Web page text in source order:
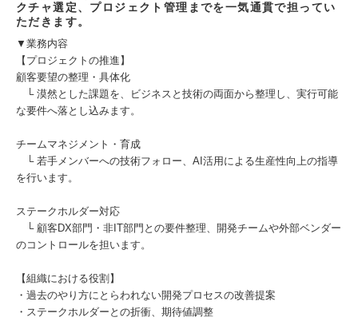
クチャ選定、プロジェクト管理までを一気通貫で担ってい
ただきます。
▼業務内容
【プロジェクトの推進】
顧客要望の整理・具体化
└ 漠然とした課題を、ビジネスと技術の両面から整理し、実行可能
な要件へ落とし込みます。
チームマネジメント・育成
└ 若手メンバーへの技術フォロー、AI活用による生産性向上の指導
を行います。
ステークホルダー対応
└ 顧客DX部門・非IT部門との要件整理、開発チームや外部ベンダー
のコントロールを担います。
【組織における役割】
・過去のやり方にとらわれない開発プロセスの改善提案
・ステークホルダーとの折衝、期待値調整